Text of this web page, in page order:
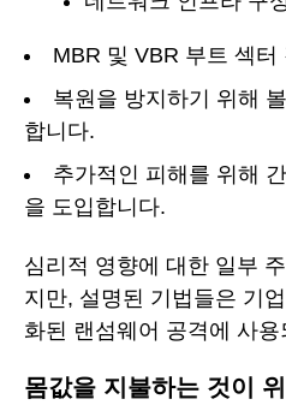
MBR 및 VBR 부트 섹터
복원을 방지하기 위해
합니다.
추가적인 피해를 위해
을 도입합니다.
심리적 영향에 대한 일부
지만, 설명된 기법들은 기
화된 랜섬웨어 공격에 사
몸값을 지불하는 것이